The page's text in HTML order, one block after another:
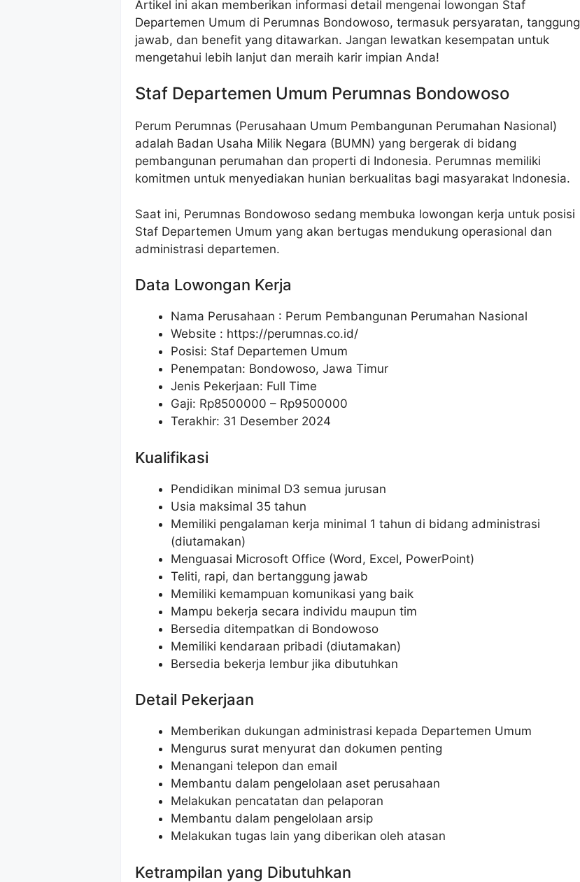
Artikel ini akan memberikan informasi detail mengenai lowongan Staf
Departemen Umum di Perumnas Bondowoso, termasuk persyaratan, tanggung
jawab, dan benefit yang ditawarkan. Jangan lewatkan kesempatan untuk
mengetahui lebih lanjut dan meraih karir impian Anda!
Staf Departemen Umum Perumnas Bondowoso
Perum Perumnas (Perusahaan Umum Pembangunan Perumahan Nasional)
adalah Badan Usaha Milik Negara (BUMN) yang bergerak di bidang
pembangunan perumahan dan properti di Indonesia. Perumnas memiliki
komitmen untuk menyediakan hunian berkualitas bagi masyarakat Indonesia.
Saat ini, Perumnas Bondowoso sedang membuka lowongan kerja untuk posisi
Staf Departemen Umum yang akan bertugas mendukung operasional dan
administrasi departemen.
Data Lowongan Kerja
Nama Perusahaan : Perum Pembangunan Perumahan Nasional
Website : https://perumnas.co.id/
Posisi: Staf Departemen Umum
Penempatan: Bondowoso, Jawa Timur
Jenis Pekerjaan: Full Time
Gaji: Rp8500000 – Rp9500000
Terakhir: 31 Desember 2024
Kualifikasi
Pendidikan minimal D3 semua jurusan
Usia maksimal 35 tahun
Memiliki pengalaman kerja minimal 1 tahun di bidang administrasi
(diutamakan)
Menguasai Microsoft Office (Word, Excel, PowerPoint)
Teliti, rapi, dan bertanggung jawab
Memiliki kemampuan komunikasi yang baik
Mampu bekerja secara individu maupun tim
Bersedia ditempatkan di Bondowoso
Memiliki kendaraan pribadi (diutamakan)
Bersedia bekerja lembur jika dibutuhkan
Detail Pekerjaan
Memberikan dukungan administrasi kepada Departemen Umum
Mengurus surat menyurat dan dokumen penting
Menangani telepon dan email
Membantu dalam pengelolaan aset perusahaan
Melakukan pencatatan dan pelaporan
Membantu dalam pengelolaan arsip
Melakukan tugas lain yang diberikan oleh atasan
Ketrampilan yang Dibutuhkan